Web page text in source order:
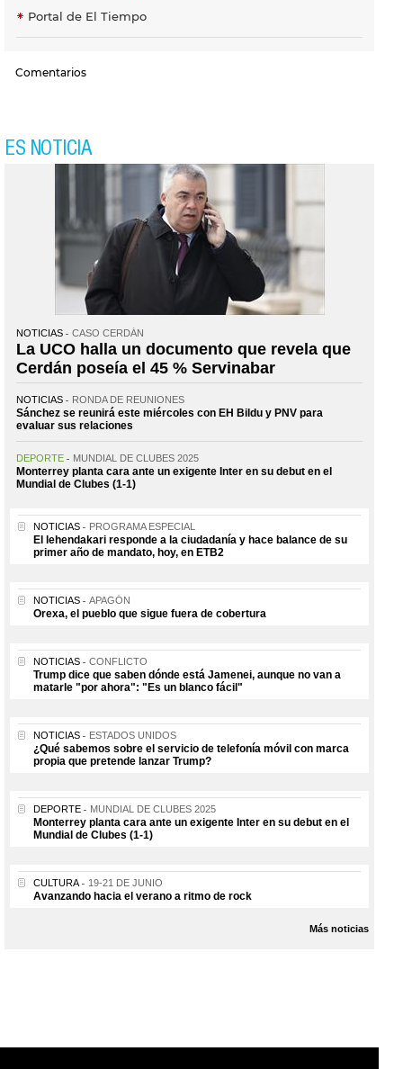
Portal de El Tiempo
Comentarios
ES NOTICIA
NOTICIAS CASO CERDÁN
La UCO halla un documento que revela que
Cerdán poseía el 45 % Servinabar
NOTICIAS RONDA DE REUNIONES
Sánchez se reunirá este miércoles con EH Bildu y PNV para
evaluar sus relaciones
DEPORTE MUNDIAL DE CLUBES 2025
Monterrey planta cara ante un exigente Inter en su debut en el
Mundial de Clubes (1-1)
NOTICIAS PROGRAMA ESPECIAL
El lehendakari responde a la ciudadanía y hace balance de su
primer año de mandato, hoy, en ETB2
NOTICIAS APAGÓN
Orexa, el pueblo que sigue fuera de cobertura
NOTICIAS CONFLICTO
Trump dice que saben dónde está Jamenei, aunque no van a
matarle "por ahora": "Es un blanco fácil"
NOTICIAS ESTADOS UNIDOS
¿Qué sabemos sobre el servicio de telefonía móvil con marca
propia que pretende lanzar Trump?
DEPORTE MUNDIAL DE CLUBES 2025
Monterrey planta cara ante un exigente Inter en su debut en el
Mundial de Clubes (1-1)
CULTURA 19-21 DE JUNIO
Avanzando hacia el verano a ritmo de rock
Más noticias